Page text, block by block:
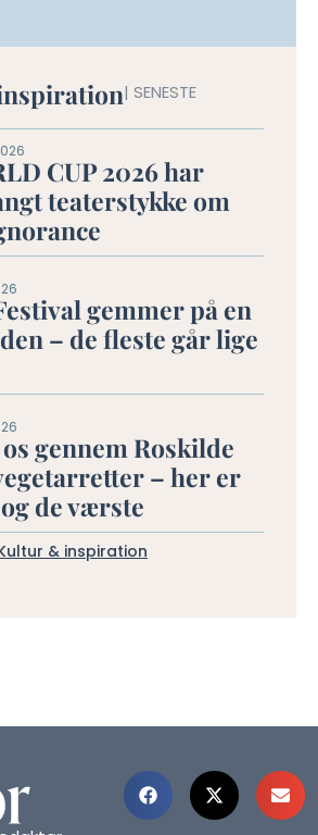
| SENESTE
CUP 2026 har
teaterstykke om
gemmer på en
– de fleste går lige
gennem Roskilde
– her er
de værste
& inspiration